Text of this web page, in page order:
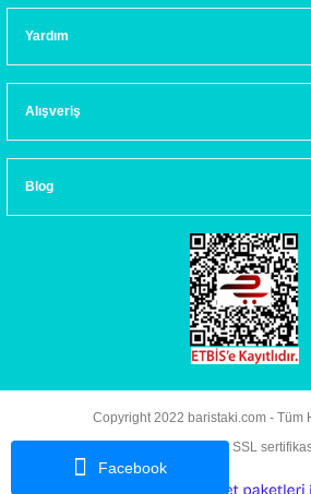
Facebook
Yardım
Alışveriş
Blog
Copyright 2022 baristaki.com - Tüm
Kredi kartı bilgileriniz 256bit SSL
e-